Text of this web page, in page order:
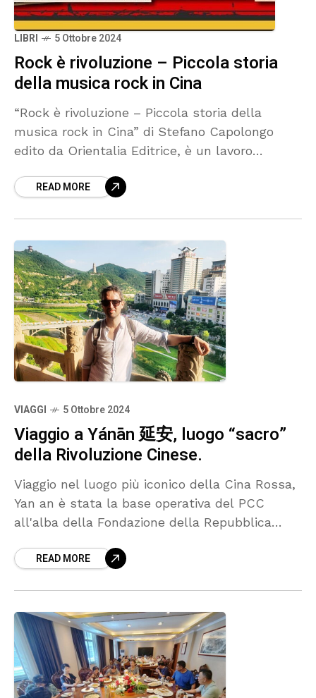
LIBRI 5 Ottobre 2024
Rock è rivoluzione – Piccola storia
della musica rock in Cina
“Rock è rivoluzione – Piccola storia della
musica rock in Cina” di Stefano Capolongo
edito da Orientalia Editrice, è un lavoro
(ma non solo) ha bisogno per iniziare ad
READ MORE
VIAGGI 5 Ottobre 2024
Viaggio a Yánān 延安, luogo “sacro”
della Rivoluzione Cinese.
Viaggio nel luogo più iconico della Cina Rossa,
Yan an è stata la base operativa del PCC
all'alba della Fondazione della Repubblica
READ MORE